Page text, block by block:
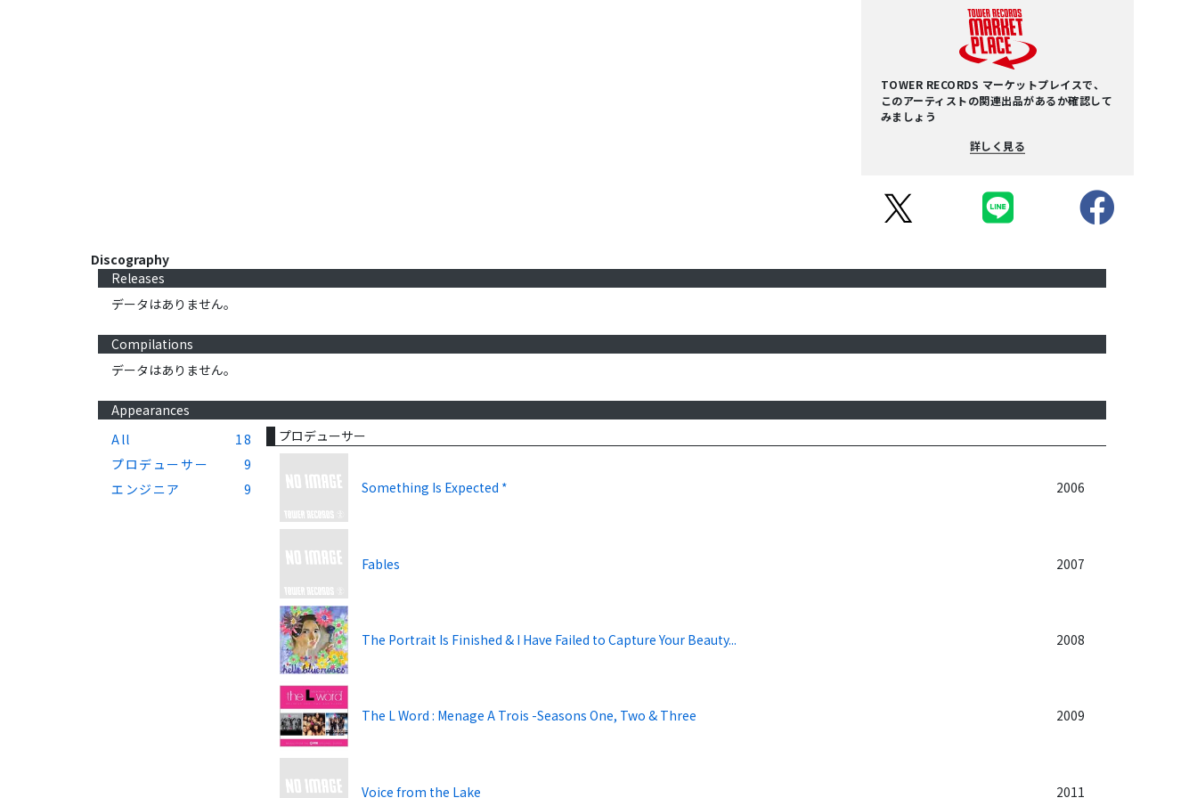
TOWER RECORDS マーケットプレイスで、
このアーティストの関連出品があるか確認して
みましょう
詳しく見る
Discography
Releases
データはありません。
Compilations
データはありません。
Appearances
All
18
プロデューサー
9
エンジニア
9
プロデューサー
Something Is Expected * 2006
Fables 2007
The Portrait Is Finished & I Have Failed to Capture Your Beauty... 2008
The L Word : Menage A Trois -Seasons One, Two & Three 2009
Voice from the Lake 2011